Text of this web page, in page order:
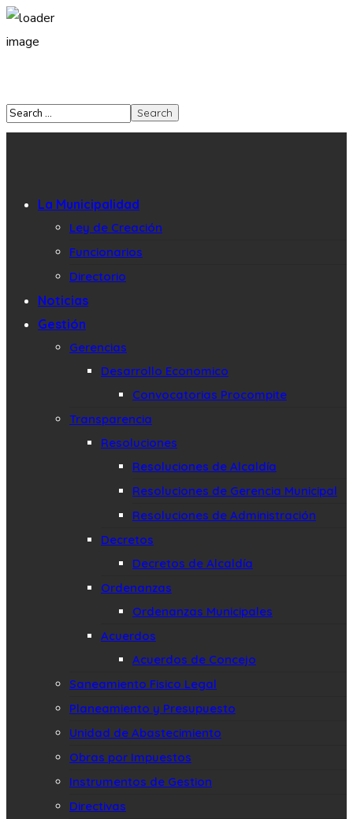
La Municipalidad
Ley de Creación
Funcionarios
Directorio
Noticias
Gestión
Gerencias
Desarrollo Economico
Convocatorias Procompite
Transparencia
Resoluciones
Resoluciones de Alcaldía
Resoluciones de Gerencia Municipal
Resoluciones de Administración
Decretos
Decretos de Alcaldía
Ordenanzas
Ordenanzas Municipales
Acuerdos
Acuerdos de Concejo
Saneamiento Fisico Legal
Planeamiento y Presupuesto
Unidad de Abastecimiento
Obras por Impuestos
Instrumentos de Gestion
Directivas